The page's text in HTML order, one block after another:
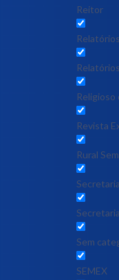
Reitor
Religioso
Revista
Rural
Sem
SEMEX